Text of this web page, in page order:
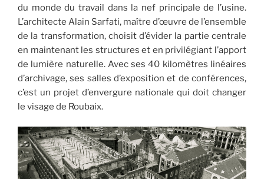
du monde du travail dans la nef principale de l’usine.
L’architecte Alain Sarfati, maître d’œuvre de l’ensemble
de la transformation, choisit d’évider la partie centrale
en maintenant les structures et en privilégiant l’apport
de lumière naturelle. Avec ses 40 kilomètres linéaires
d’archivage, ses salles d’exposition et de conférences,
c’est un projet d’envergure nationale qui doit changer
le visage de Roubaix.